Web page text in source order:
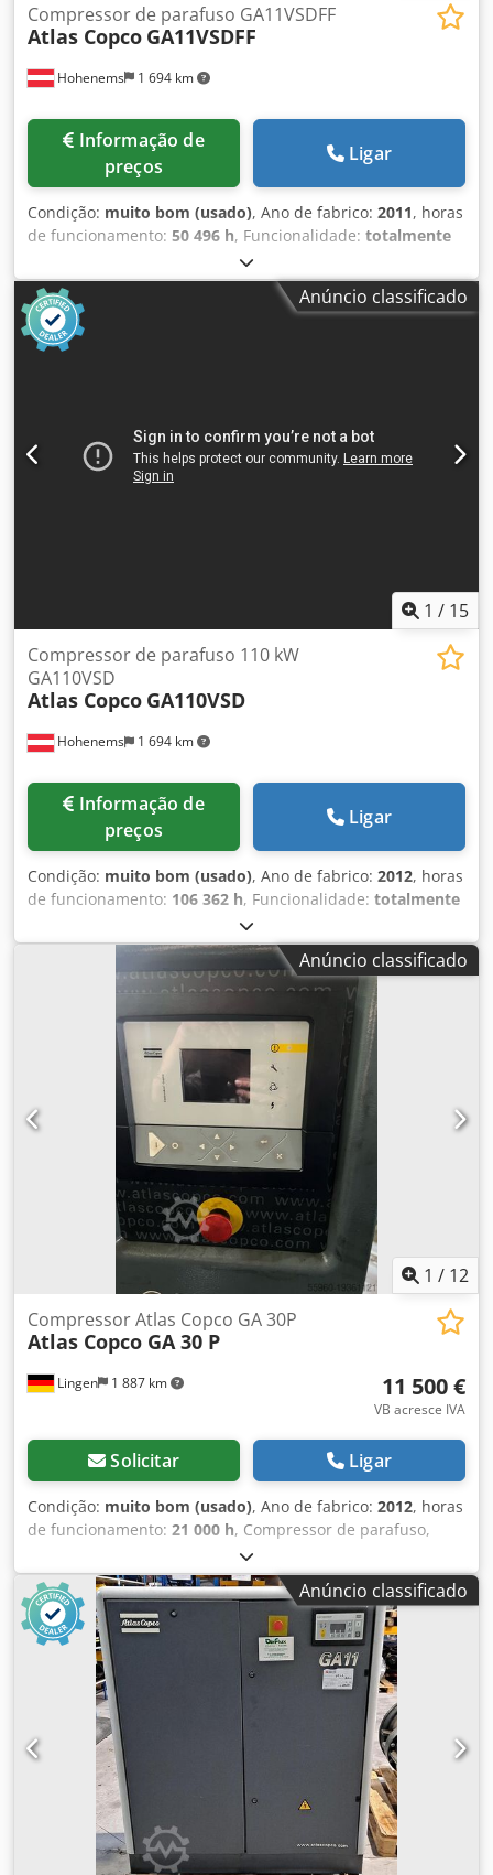
Hohenems 1 694 km
Compressor de parafuso GA11VSDFF
Atlas Copco GA11VSDFF
preços
Ligar
Condição: muito bom (usado), Ano de fabrico: 2011, horas
de funcionamento: 50 496 h, Funcionalidade: totalmente
, Compressor de parafuso Atlas Copco
GA11VSDFF Inversor de frequência e secador integrados 11
kW 12,75 bar 1,84 m3/min Chsdpjy Ipcwofx Adhsa Ano de
fabricação: 2011 Horas de operação: 50.496
Anúncio classificado
1 / 15
Hohenems 1 694 km
Compressor de parafuso 110 kW
GA110VSD
Atlas Copco GA110VSD
preços
Ligar
Condição: muito bom (usado), Ano de fabrico: 2012, horas
de funcionamento: 106 362 h, Funcionalidade: totalmente
, Compressor de parafuso premium Atlas Copco
GA110VSD. Ano de fabrico 2012. Chsdpeul U Tyefx Adhja
Nova fase recebida às 50.000 horas. Com WRG. 8,50 bar
com 20,70 m3/min.
Anúncio classificado
1 / 12
Lingen 1 887 km
Compressor Atlas Copco GA 30P
Atlas Copco GA 30 P
11 500 €
VB acresce IVA
Solicitar Ligar
Condição: muito bom (usado), Ano de fabrico: 2012, horas
de funcionamento: 21 000 h, Compressor de parafuso,
tanque de ar comprimido, secador, separador de óleo,
localização em Mühlheim an der Ruhr Chedpfxowr Nnbs
Adhea
Anúncio classificado